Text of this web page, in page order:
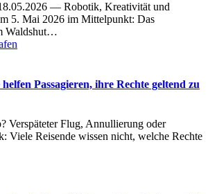
— Robotik, Kreativität und
5. Mai 2026 im Mittelpunkt: Das
Waldshut…
Passagieren, ihre Rechte geltend zu
Verspäteter Flug, Annullierung oder
Viele Reisende wissen nicht, welche Rechte